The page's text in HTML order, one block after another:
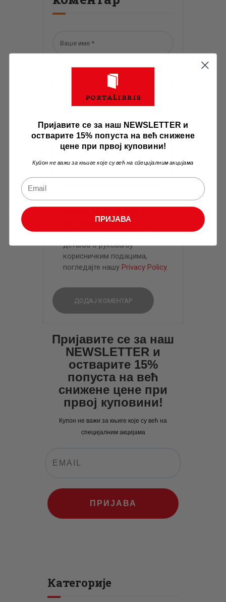
достављени подаци
прикупљају и чувају. За више
детаља о руковању
корисничким подацима,
погледајте нашу Privacy Policy.
Пријавите се за наш
NEWSLETTER и
остварите 15%
попуста на већ
снижене цене при
првој куповини!
Купон не важи за књиге које су већ на
специјалним акцијама
ПРИЈАВА
Категорије
Пријавите се за наш NEWSLETTER и
остварите 15% попуста на већ снижене
цене при првој куповини!
Купон не важи за књиге које су већ на специјалним акцијама
ПРИЈАВА